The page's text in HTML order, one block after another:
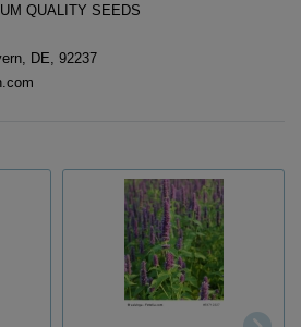
QUALITY SEEDS
DE, 92237